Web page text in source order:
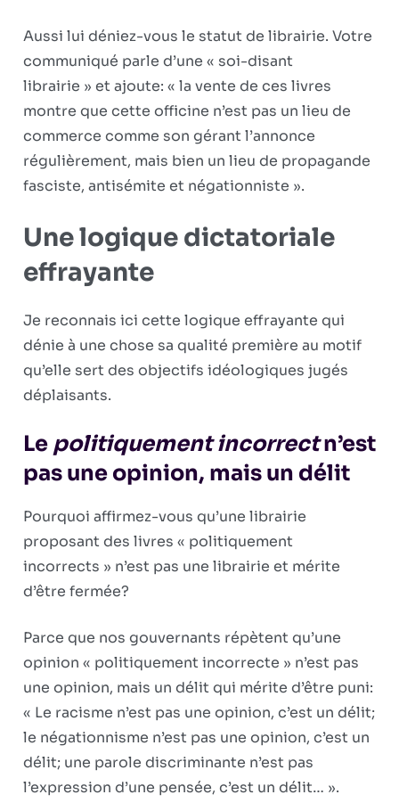
Aussi lui déniez-vous le statut de librairie. Votre
communiqué parle d’une « soi-disant
librairie » et ajoute: « la vente de ces livres
montre que cette officine n’est pas un lieu de
commerce comme son gérant l’annonce
régulièrement, mais bien un lieu de propagande
fasciste, antisémite et négationniste ».
Une logique dictatoriale
effrayante
Je reconnais ici cette logique effrayante qui
dénie à une chose sa qualité première au motif
qu’elle sert des objectifs idéologiques jugés
déplaisants.
Le politiquement incorrectn’est
pas une opinion, mais un délit
Pourquoi affirmez-vous qu’une librairie
proposant des livres « politiquement
incorrects » n’est pas une librairie et mérite
d’être fermée?
Parce que nos gouvernants répètent qu’une
opinion « politiquement incorrecte » n’est pas
une opinion, mais un délit qui mérite d’être puni:
« Le racisme n’est pas une opinion, c’est un délit;
le négationnisme n’est pas une opinion, c’est un
délit; une parole discriminante n’est pas
l’expression d’une pensée, c’est un délit… ».